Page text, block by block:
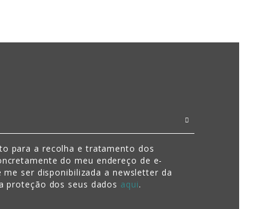
para a recolha e tratamento dos
do meu endereço de e-
ser disponibilizada a newsletter da
proteção dos seus dados aqui.